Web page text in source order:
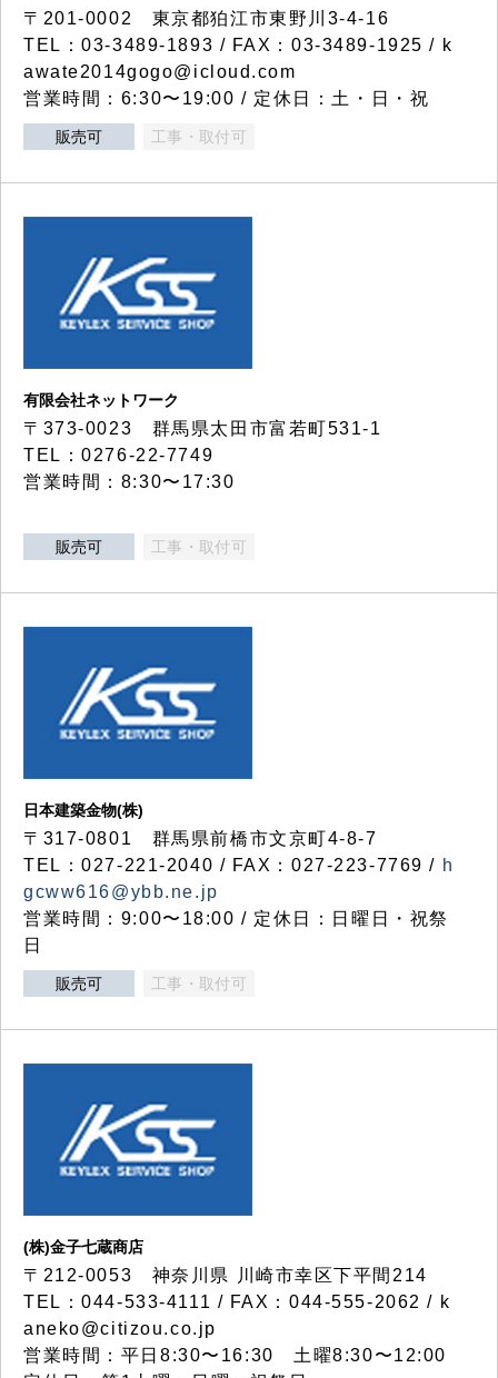
〒201-0002 東京都狛江市東野川3-4-16
TEL：03-3489-1893 / FAX：03-3489-1925 / k
awate2014gogo@icloud.com
営業時間：6:30〜19:00 / 定休日：土・日・祝
販売可 工事・取付可
有限会社ネットワーク
〒373-0023 群馬県太田市富若町531-1
TEL：0276-22-7749
営業時間：8:30〜17:30
販売可 工事・取付可
日本建築金物(株)
〒317‐0801 群馬県前橋市文京町4-8-7
TEL：027-221-2040 / FAX：027-223-7769 / h
gcww616@ybb.ne.jp
営業時間：9:00〜18:00 / 定休日：日曜日・祝祭
日
販売可 工事・取付可
(株)金子七蔵商店
〒212-0053 神奈川県 川崎市幸区下平間214
TEL：044-533-4111 / FAX：044-555-2062 / k
aneko@citizou.co.jp
営業時間：平日8:30〜16:30 土曜8:30〜12:00